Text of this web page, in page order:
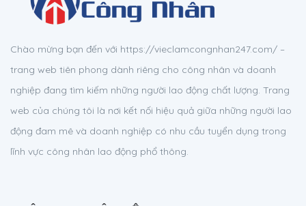
Chào mừng bạn đến với https://vieclamcongnhan247.com/ –
trang web tiên phong dành riêng cho công nhân và doanh
nghiệp đang tìm kiếm những người lao động chất lượng. Trang
web của chúng tôi là nơi kết nối hiệu quả giữa những người lao
động đam mê và doanh nghiệp có nhu cầu tuyển dụng trong
lĩnh vực công nhân lao động phổ thông.